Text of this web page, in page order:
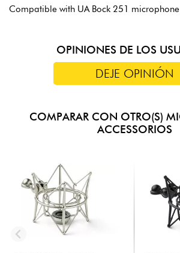
Compatible with UA Bock 251
OPINIONES DE LOS
DEJE OPINIÓN
COMPARAR CON OTRO(S)
ACCESSORIOS